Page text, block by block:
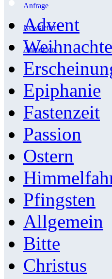
Anfrage
Newsletter
Anmelden
Advent
Epiphanie
Fastenzeit
Passion
Ostern
Pfingsten
Allgemein
Bitte
Christus